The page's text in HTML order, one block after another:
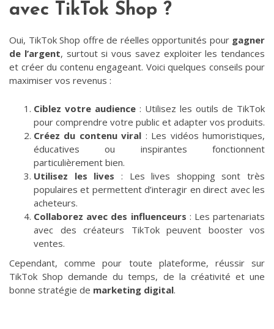
avec TikTok Shop ?
Oui, TikTok Shop offre de réelles opportunités pour gagner
de l’argent, surtout si vous savez exploiter les tendances
et créer du contenu engageant. Voici quelques conseils pour
maximiser vos revenus :
Ciblez votre audience : Utilisez les outils de TikTok
pour comprendre votre public et adapter vos produits.
Créez du contenu viral : Les vidéos humoristiques,
éducatives ou inspirantes fonctionnent
particulièrement bien.
Utilisez les lives : Les lives shopping sont très
populaires et permettent d’interagir en direct avec les
acheteurs.
Collaborez avec des influenceurs : Les partenariats
avec des créateurs TikTok peuvent booster vos
ventes.
Cependant, comme pour toute plateforme, réussir sur
TikTok Shop demande du temps, de la créativité et une
bonne stratégie de marketing digital.